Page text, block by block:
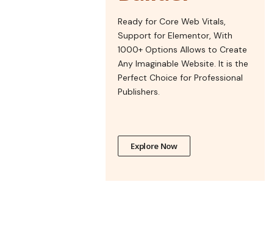
Ready for Core Web Vitals,
Support for Elementor, With
1000+ Options Allows to Create
Any Imaginable Website. It is the
Perfect Choice for Professional
Publishers.
Explore Now